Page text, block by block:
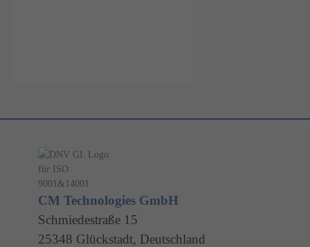
CM Technologies GmbH
Schmiedestraße 15
25348 Glückstadt, Deutschland